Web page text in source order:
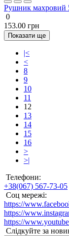
Рушник махровий
0
153.00 грн
Показати ще
|<
<
8
9
10
11
12
13
14
15
16
>
>|
Телефони:
+38(067) 567-73-05
Соц мережі:
https://
https://
https://
Слідкуйте за